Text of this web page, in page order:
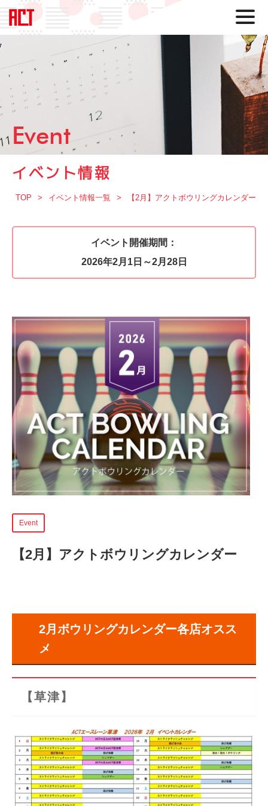
Event
イベント情報
TOP イベント情報一覧 【2月】アクトボウリングカレンダー
イベント開催期間：
2026年2月1日～2月28日
Event
【2月】アクトボウリングカレンダー
2月ボウリングカレンダー各店オスス
メ
【草津】